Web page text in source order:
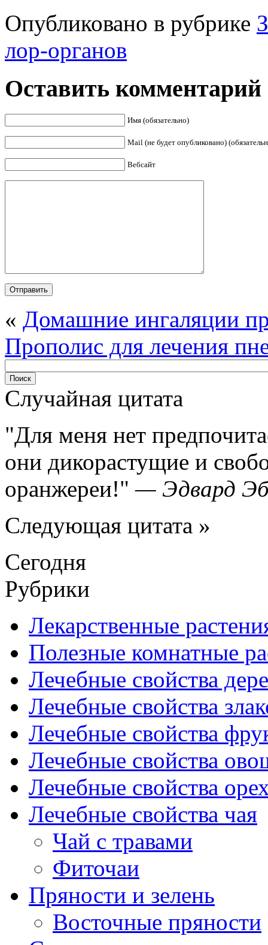
Опубликовано в рубрике
лор-органов
Оставить комментарий
Имя (обязательно)
Mail (не будет опубликовано)
Вебсайт
« Домашние ингаляции
Прополис для лечения
Случайная цитата
Для меня нет
они дикорастущие и
оранжереи!
— Эдвард
Следующая цитата »
Сегодня
Рубрики
Лекарственные
Полезные комнатные
Лечебные свойства
Лечебные свойства
Лечебные свойства
Лечебные свойства
Лечебные свойства
Лечебные свойства чая
Чай с травами
Фиточаи
Пряности и зелень
Восточные пряности